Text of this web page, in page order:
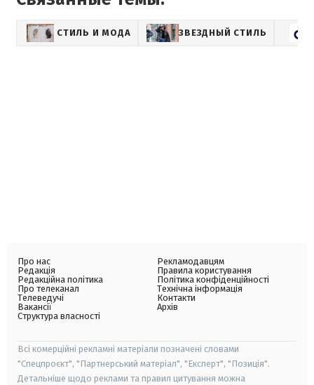
СТИЛЬ И МОДА ЗВЕЗДНЫЙ СТИЛЬ
Про нас
Редакція
Редакційна політика
Про телеканал
Телеведучі
Вакансії
Структура власності
Рекламодавцям
Правила користування
Політика конфіденційності
Технічна інформація
Контакти
Архів
Всі комерційні рекламні матеріали позначені словами
"Спецпроєкт", "Партнерський матеріал", "Експерт", "Позиція".
Детальніше щодо реклами та правил цитування можна